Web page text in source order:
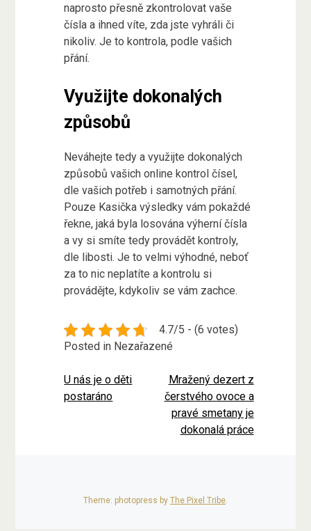
naprosto přesně zkontrolovat vaše
čísla a ihned víte, zda jste vyhráli či
nikoliv. Je to kontrola, podle vašich
přání.
Využijte dokonalých
způsobů
Neváhejte tedy a využijte dokonalých
způsobů vašich online kontrol čísel,
dle vašich potřeb i samotných přání.
Pouze Kasička výsledky vám pokaždé
řekne, jaká byla losována výherní čísla
a vy si smíte tedy provádět kontroly,
dle libosti. Je to velmi výhodné, neboť
za to nic neplatíte a kontrolu si
provádějte, kdykoliv se vám zachce.
4.7/5 - (6 votes)
Posted in Nezařazené
Navigace
U nás je o děti
postaráno
Mražený dezert z
čerstvého ovoce a
pravé smetany je
dokonalá práce
Theme: photopress by The Pixel Tribe.